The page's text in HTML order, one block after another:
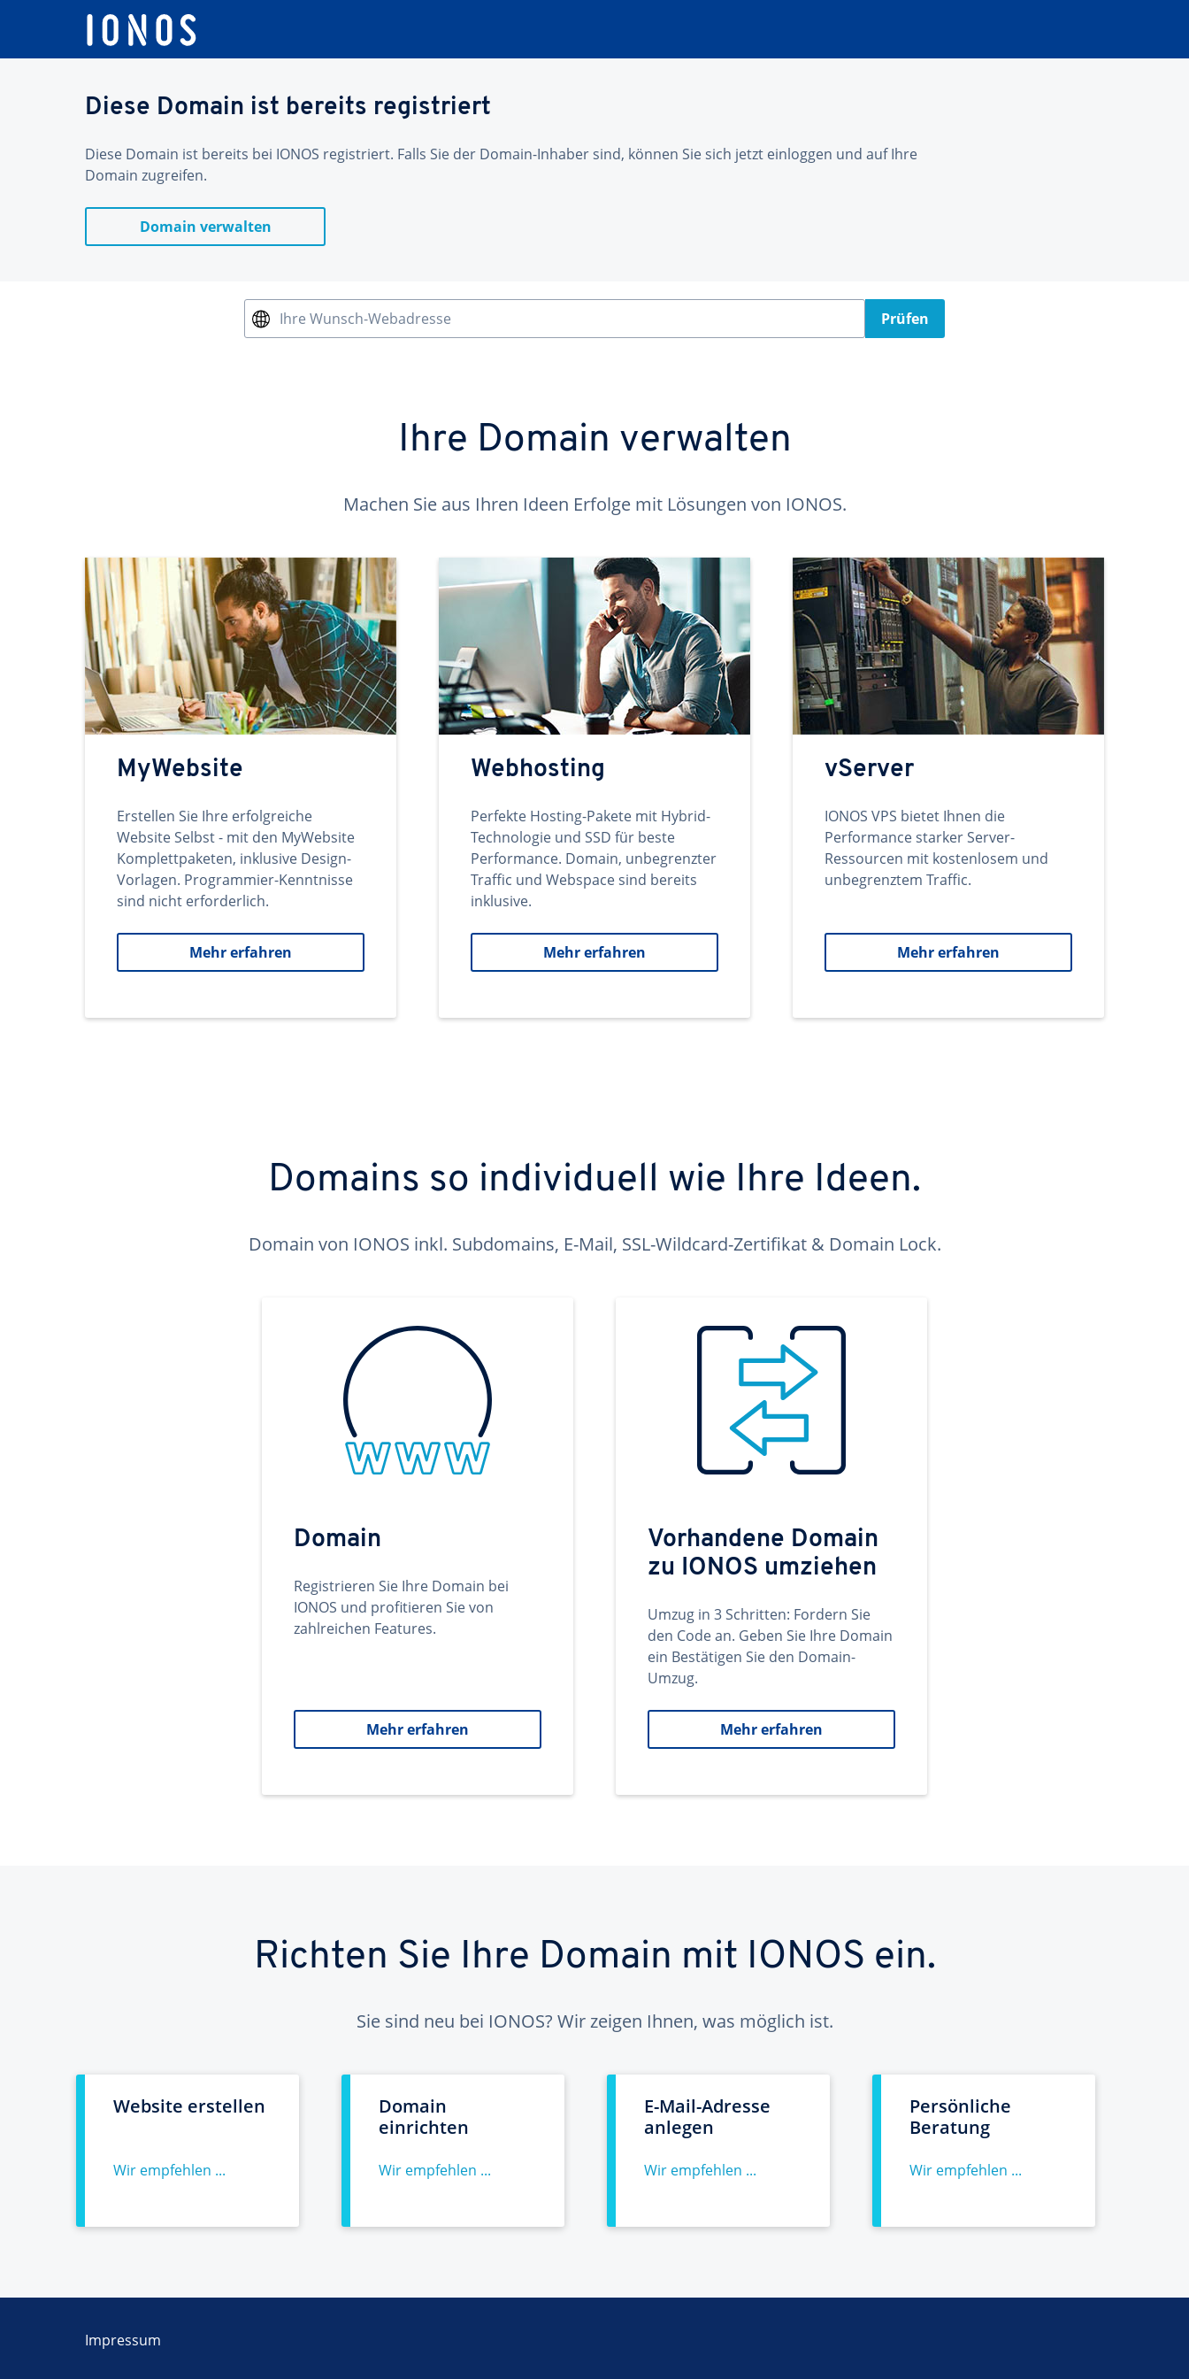
Diese Domain ist bereits registriert
Diese Domain ist bereits bei IONOS registriert. Falls Sie der Domain-Inhaber sind, können Sie sich jetzt einloggen und auf Ihre
Domain zugreifen.
Domain verwalten
Ihre Wunsch-Webadresse Prüfen
Ihre Domain verwalten
Machen Sie aus Ihren Ideen Erfolge mit Lösungen von IONOS.
MyWebsite
Erstellen Sie Ihre erfolgreiche
Website Selbst - mit den MyWebsite
Komplettpaketen, inklusive Design-
Vorlagen. Programmier-Kenntnisse
sind nicht erforderlich.
Mehr erfahren
Webhosting
Perfekte Hosting-Pakete mit Hybrid-
Technologie und SSD für beste
Performance. Domain, unbegrenzter
Traffic und Webspace sind bereits
inklusive.
Mehr erfahren
vServer
IONOS VPS bietet Ihnen die
Performance starker Server-
Ressourcen mit kostenlosem und
unbegrenztem Traffic.
Mehr erfahren
Domains so individuell wie Ihre Ideen.
Domain von IONOS inkl. Subdomains, E-Mail, SSL-Wildcard-Zertifikat & Domain Lock.
Domain
Registrieren Sie Ihre Domain bei
IONOS und profitieren Sie von
zahlreichen Features.
Mehr erfahren
Vorhandene Domain
zu IONOS umziehen
Umzug in 3 Schritten: Fordern Sie
den Code an. Geben Sie Ihre Domain
ein Bestätigen Sie den Domain-
Umzug.
Mehr erfahren
Richten Sie Ihre Domain mit IONOS ein.
Sie sind neu bei IONOS? Wir zeigen Ihnen, was möglich ist.
Website erstellen
Wir empfehlen ...
Domain
einrichten
Wir empfehlen ...
E-Mail-Adresse
anlegen
Wir empfehlen ...
Persönliche
Beratung
Wir empfehlen ...
Impressum